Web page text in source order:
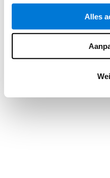
Alles